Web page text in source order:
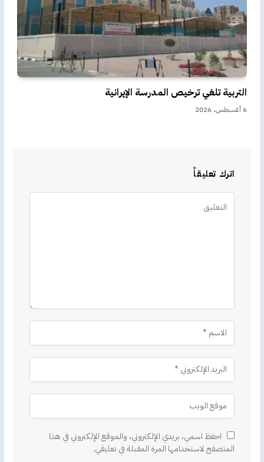
التربية تلغي ترخيص المدرسة الإيرانية
6 أغسطس، 2026
اترك تعليقاً
احفظ اسمي، بريدي الإلكتروني، والموقع الإلكتروني في هذا
المتصفح لاستخدامها المرة المقبلة في تعليقي.